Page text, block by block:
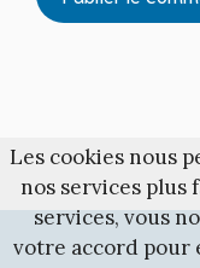
Les cookies nous
nos services plus
services, vous
votre accord pour